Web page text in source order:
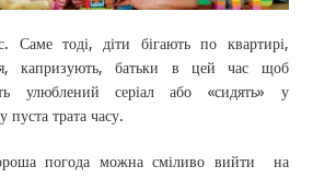
Саме тоді, діти бігають по квартирі,
капризують, батьки в цей час щоб
улюблений серіал або «сидять» у
пуста трата часу.
погода можна сміливо вийти на